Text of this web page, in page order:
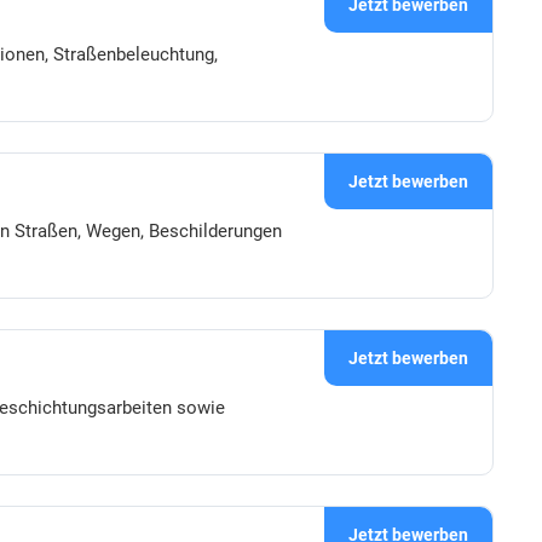
Straßenbeleuchtung,
Jetzt bewerben
Wegen, Beschilderungen
Jetzt bewerben
sowie
Jetzt bewerben
Jetzt bewerben